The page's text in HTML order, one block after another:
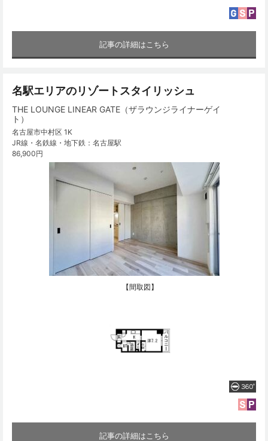
記事の詳細はこちら
名駅エリアのリゾートスタイリッシュ
THE LOUNGE LINEAR GATE（ザラウンジライナーゲイ
ト）
名古屋市中村区 1K
JR線・名鉄線・地下鉄：名古屋駅
86,900円
【間取図】
記事の詳細はこちら